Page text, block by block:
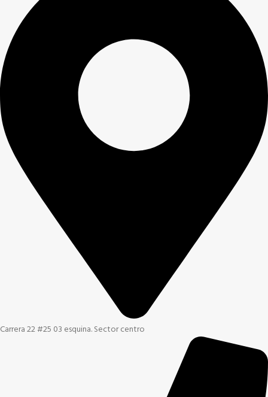
Carrera 22 #25 03 esquina. Sector centro